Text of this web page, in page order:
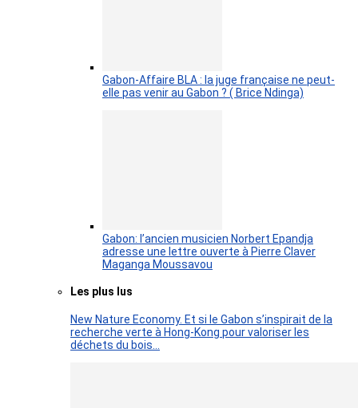
Gabon-Affaire BLA : la juge française ne peut-
elle pas venir au Gabon ? ( Brice Ndinga)
Gabon: l’ancien musicien Norbert Epandja
adresse une lettre ouverte à Pierre Claver
Maganga Moussavou
Les plus lus
New Nature Economy. Et si le Gabon s’inspirait de la
recherche verte à Hong-Kong pour valoriser les
déchets du bois…